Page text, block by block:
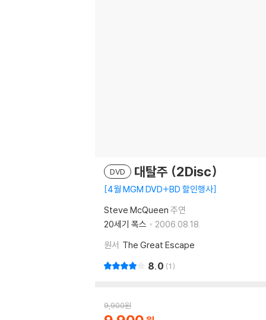
DVD 대탈주 (2Disc)
4월 MGM DVD+BD 할인행사
Steve McQueen 주연
20세기 폭스
2006.08.18.
원서 The Great Escape
8.0 1
9,900원